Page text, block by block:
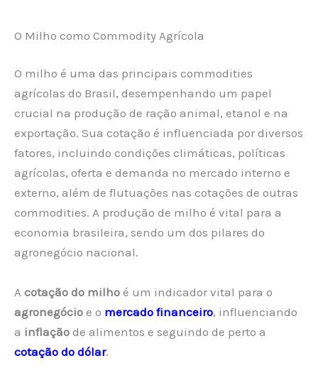
O Milho como Commodity Agrícola
O milho é uma das principais commodities
agrícolas do Brasil, desempenhando um papel
crucial na produção de ração animal, etanol e na
exportação. Sua cotação é influenciada por diversos
fatores, incluindo condições climáticas, políticas
agrícolas, oferta e demanda no mercado interno e
externo, além de flutuações nas cotações de outras
commodities. A produção de milho é vital para a
economia brasileira, sendo um dos pilares do
agronegócio nacional.
A cotação do milho é um indicador vital para o
agronegócio e o mercado financeiro, influenciando
a inflação de alimentos e seguindo de perto a
cotação do dólar.